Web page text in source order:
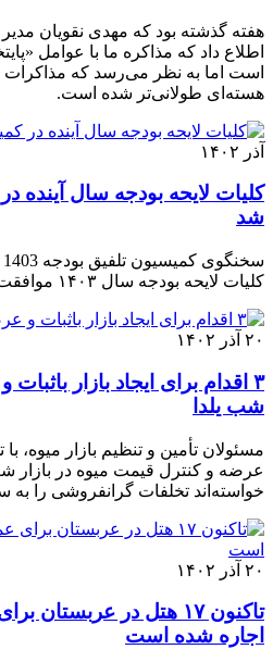
هفته گذشته بود که مهدی نقویان
اطلاع داد که مذاکره ما با عوامل
است اما به نظر می‌رسد که مذاکرات
هسته‌ای طولانی‌تر شده است.
آذر ۱۴۰۲
کلیات لایحه بودجه سال آینده
شد
کلیات لایحه بودجه سال ۱۴۰۳ موافقت کردند.
۲۰ آذر ۱۴۰۲
۳ اقدام برای ایجاد بازار
شب یلدا‌
عرضه و کنترل قیمت میوه در بازار
خواسته‌اند تخلفات گرانفروشی را به سامانه 124
۲۰ آذر ۱۴۰۲
تاکنون ۱۷ هتل در
اجاره شده است